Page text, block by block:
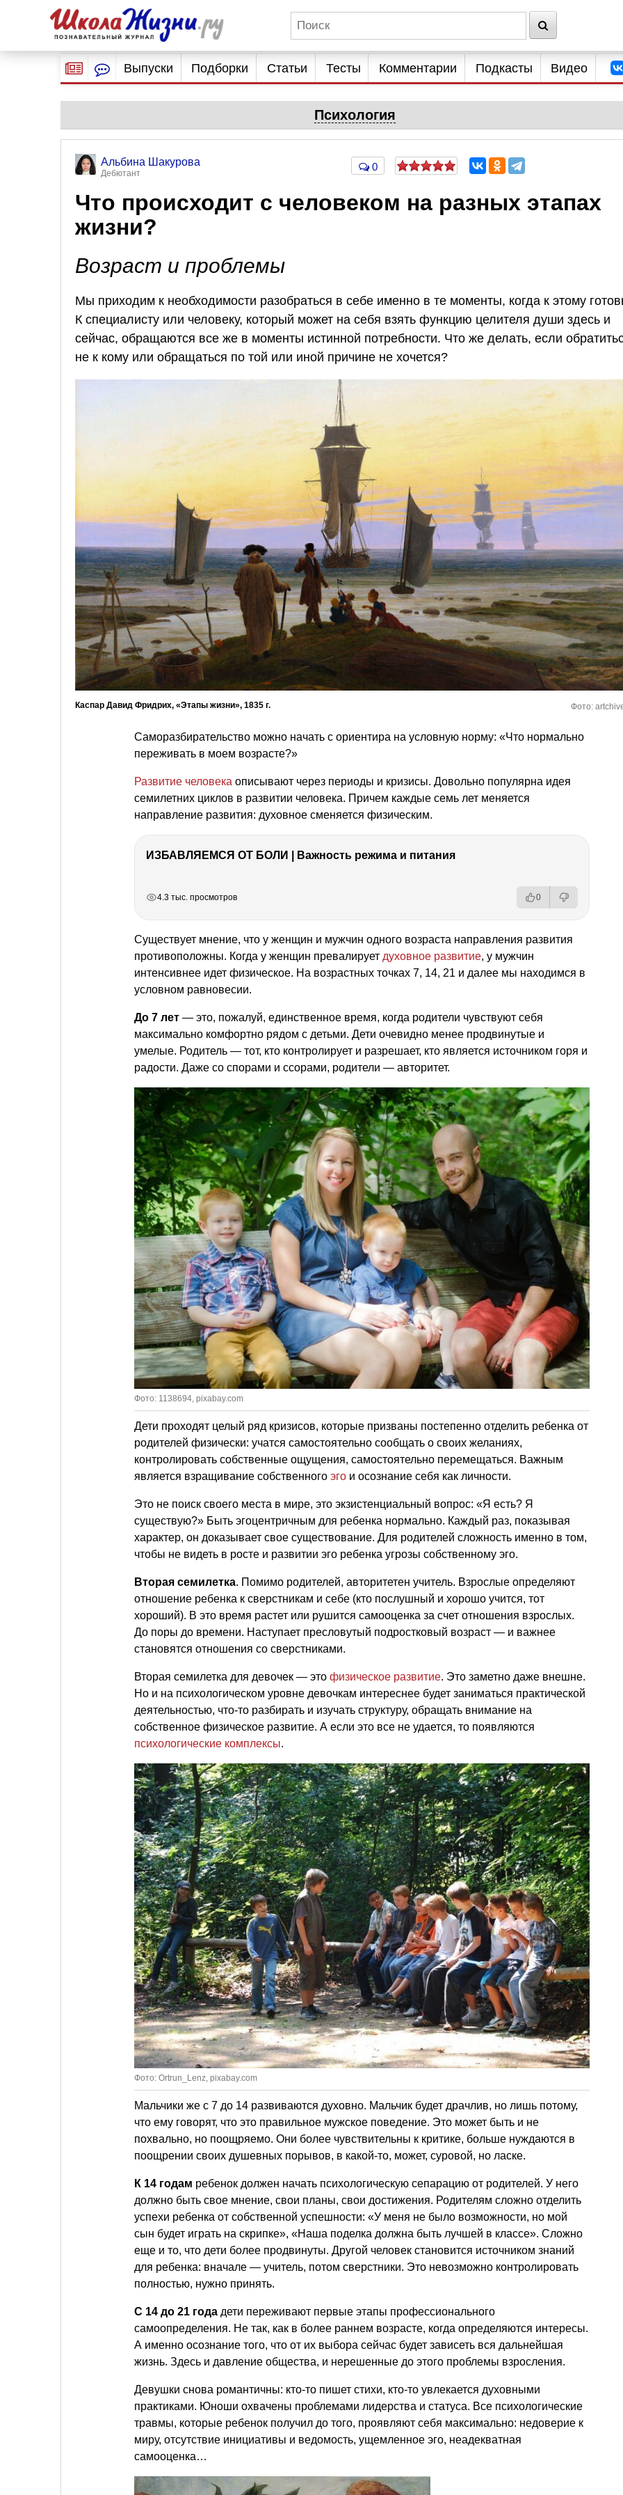
Выпуски Подборки Статьи Тесты Комментарии Подкасты Видео
Психология
Альбина Шакурова
Дебютант
0
Что происходит с человеком на разных этапах
жизни?
Возраст и проблемы
Мы приходим к необходимости разобраться в себе именно в те моменты, когда к этому
К специалисту или человеку, который может на себя взять функцию целителя души здесь и
сейчас, обращаются все же в моменты истинной потребности. Что же делать, если
не к кому или обращаться по той или иной причине не хочется?
Каспар Давид Фридрих, «Этапы жизни», 1835 г. Фото:
Саморазбирательство можно начать с ориентира на условную норму: «Что нормально
переживать в моем возрасте?»
Развитие человека описывают через периоды и кризисы. Довольно популярна идея
семилетних циклов в развитии человека. Причем каждые семь лет меняется
направление развития: духовное сменяется физическим.
ИЗБАВЛЯЕМСЯ ОТ БОЛИ | Важность режима и питания
4.3 тыс. просмотров 0
Существует мнение, что у женщин и мужчин одного возраста направления развития
противоположны. Когда у женщин превалирует духовное развитие, у мужчин
интенсивнее идет физическое. На возрастных точках 7, 14, 21 и далее мы находимся в
условном равновесии.
До 7 лет — это, пожалуй, единственное время, когда родители чувствуют себя
максимально комфортно рядом с детьми. Дети очевидно менее продвинутые и
умелые. Родитель — тот, кто контролирует и разрешает, кто является источником горя и
радости. Даже со спорами и ссорами, родители — авторитет.
Фото: 1138694, pixabay.com
Дети проходят целый ряд кризисов, которые призваны постепенно отделить ребенка от
родителей физически: учатся самостоятельно сообщать о своих желаниях,
контролировать собственные ощущения, самостоятельно перемещаться. Важным
является взращивание собственного эго и осознание себя как личности.
Это не поиск своего места в мире, это экзистенциальный вопрос: «Я есть? Я
существую?» Быть эгоцентричным для ребенка нормально. Каждый раз, показывая
характер, он доказывает свое существование. Для родителей сложность именно в том,
чтобы не видеть в росте и развитии эго ребенка угрозы собственному эго.
Вторая семилетка. Помимо родителей, авторитетен учитель. Взрослые определяют
отношение ребенка к сверстникам и себе (кто послушный и хорошо учится, тот
хороший). В это время растет или рушится самооценка за счет отношения взрослых.
До поры до времени. Наступает пресловутый подростковый возраст — и важнее
становятся отношения со сверстниками.
Вторая семилетка для девочек — это физическое развитие. Это заметно даже внешне.
Но и на психологическом уровне девочкам интереснее будет заниматься практической
деятельностью, что-то разбирать и изучать структуру, обращать внимание на
собственное физическое развитие. А если это все не удается, то появляются
психологические комплексы.
Фото: Ortrun_Lenz, pixabay.com
Мальчики же с 7 до 14 развиваются духовно. Мальчик будет драчлив, но лишь потому,
что ему говорят, что это правильное мужское поведение. Это может быть и не
похвально, но поощряемо. Они более чувствительны к критике, больше нуждаются в
поощрении своих душевных порывов, в какой-то, может, суровой, но ласке.
К 14 годам ребенок должен начать психологическую сепарацию от родителей. У него
должно быть свое мнение, свои планы, свои достижения. Родителям сложно отделить
успехи ребенка от собственной успешности: «У меня не было возможности, но мой
сын будет играть на скрипке», «Наша поделка должна быть лучшей в классе». Сложно
еще и то, что дети более продвинуты. Другой человек становится источником знаний
для ребенка: вначале — учитель, потом сверстники. Это невозможно контролировать
полностью, нужно принять.
С 14 до 21 года дети переживают первые этапы профессионального
самоопределения. Не так, как в более раннем возрасте, когда определяются интересы.
А именно осознание того, что от их выбора сейчас будет зависеть вся дальнейшая
жизнь. Здесь и давление общества, и нерешенные до этого проблемы взросления.
Девушки снова романтичны: кто-то пишет стихи, кто-то увлекается духовными
практиками. Юноши охвачены проблемами лидерства и статуса. Все психологические
травмы, которые ребенок получил до того, проявляют себя максимально: недоверие к
миру, отсутствие инициативы и ведомость, ущемленное эго, неадекватная
самооценка…